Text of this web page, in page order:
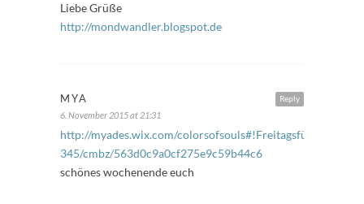
Liebe Grüße
http://mondwandler.blogspot.de
Reply
MYA
6. November 2015 at 21:31
http://myades.wix.com/colorsofsouls#!Freitagsfüller-
345/cmbz/563d0c9a0cf275e9c59b44c6
schönes wochenende euch